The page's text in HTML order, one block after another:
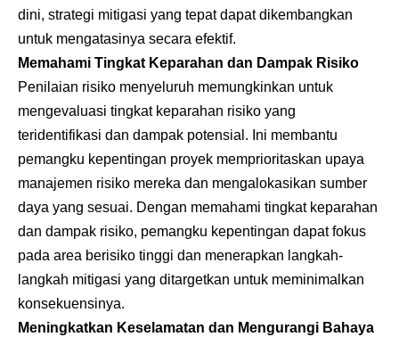
dini, strategi mitigasi yang tepat dapat dikembangkan
untuk mengatasinya secara efektif.
Memahami Tingkat Keparahan dan Dampak Risiko
Penilaian risiko menyeluruh memungkinkan untuk
mengevaluasi tingkat keparahan risiko yang
teridentifikasi dan dampak potensial. Ini membantu
pemangku kepentingan proyek memprioritaskan upaya
manajemen risiko mereka dan mengalokasikan sumber
daya yang sesuai. Dengan memahami tingkat keparahan
dan dampak risiko, pemangku kepentingan dapat fokus
pada area berisiko tinggi dan menerapkan langkah-
langkah mitigasi yang ditargetkan untuk meminimalkan
konsekuensinya.
Meningkatkan Keselamatan dan Mengurangi Bahaya